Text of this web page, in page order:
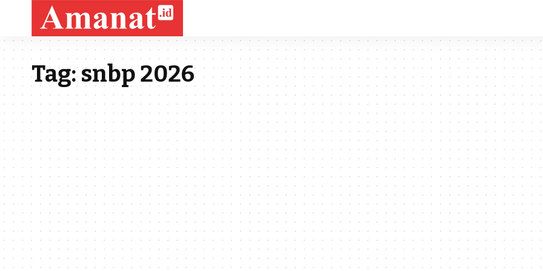
Tag:snbp 2026